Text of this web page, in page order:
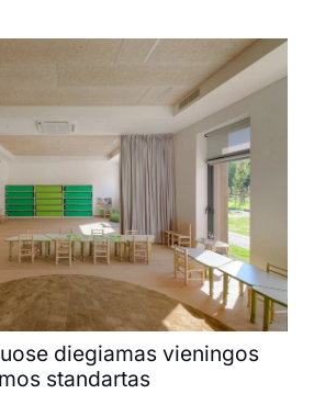
diegiamas vieningos
standartas